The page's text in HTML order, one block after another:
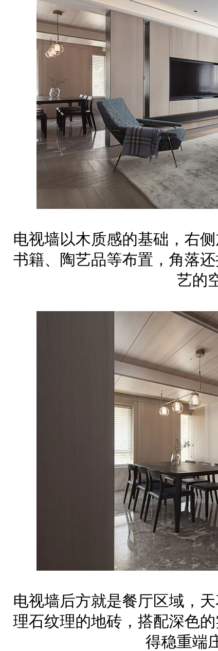
电视墙以木质感的基础，右
书籍、陶艺品等布置，角落
艺的
电视墙后方就是餐厅区域，
理石纹理的地砖，搭配深色
得稳重端